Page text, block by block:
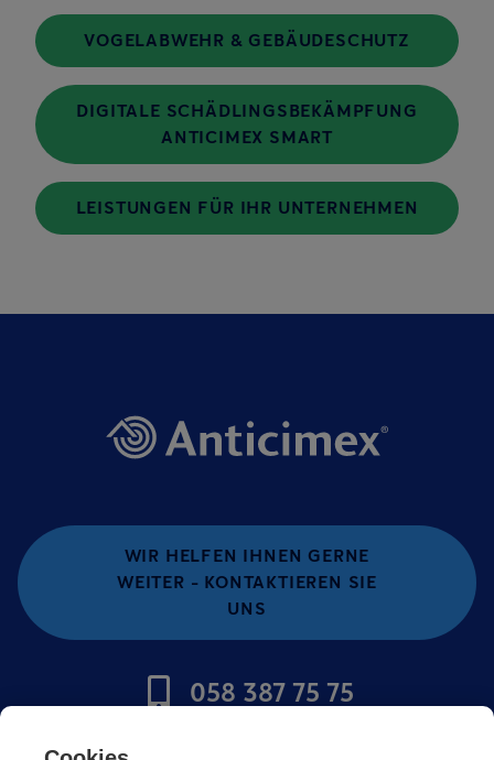
VOGELABWEHR & GEBÄUDESCHUTZ
DIGITALE SCHÄDLINGSBEKÄMPFUNG
ANTICIMEX SMART
LEISTUNGEN FÜR IHR UNTERNEHMEN
WIR HELFEN IHNEN GERNE
WEITER - KONTAKTIEREN SIE
UNS
058 387 75 75